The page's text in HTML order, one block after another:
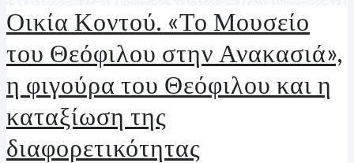
Οικία Κοντού. «Το Μουσείο
του Θεόφιλου στην Ανακασιά»,
η φιγούρα του Θεόφιλου και η
καταξίωση της
διαφορετικότητας